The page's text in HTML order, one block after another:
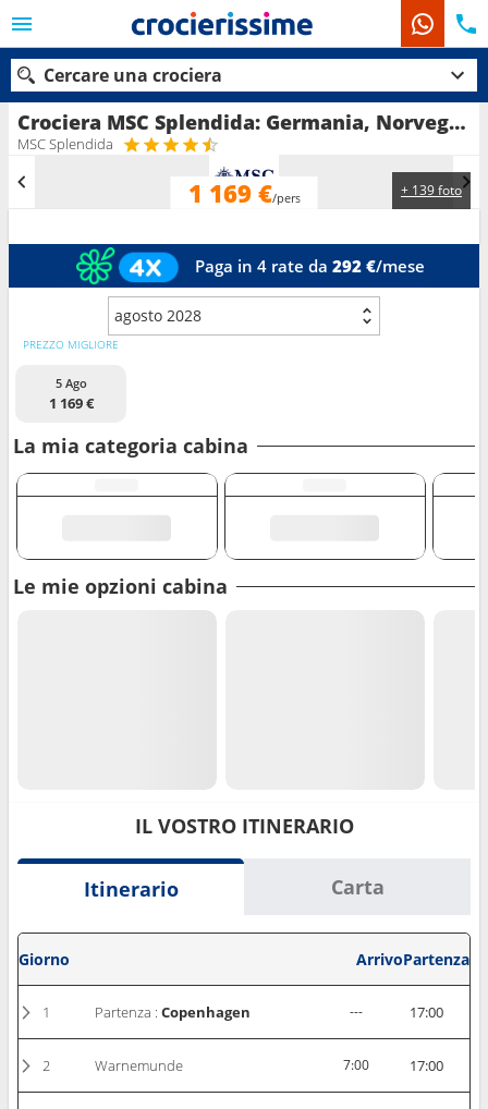
Crociera MSC Splendida: Germania, Norvegia, Danimarca in partenza da Copenhagen
MSC Splendida
+ 139 foto
1 169 €/pers
Paga in 4 rate da 292 €/mese
agosto 2028
PREZZO MIGLIORE
5 Ago
1 169 €
La mia categoria cabina
Le mie opzioni cabina
IL VOSTRO ITINERARIO
Itinerario Carta
Giorno ArrivoPartenza
1 Partenza :Copenhagen --- 17:00
2 Warnemunde 7:00 17:00
Cercare una crociera
Le nostre destinazioni
Mesi di partenza
Porti Compagnie